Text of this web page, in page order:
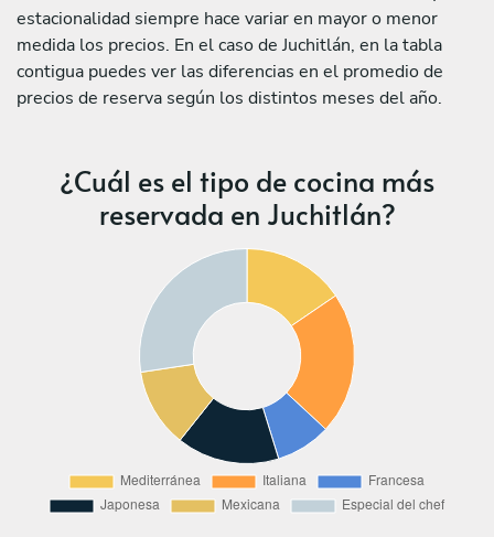
estacionalidad siempre hace variar en mayor o menor
medida los precios. En el caso de Juchitlán, en la tabla
contigua puedes ver las diferencias en el promedio de
precios de reserva según los distintos meses del año.
¿Cuál es el tipo de cocina más
reservada en Juchitlán?